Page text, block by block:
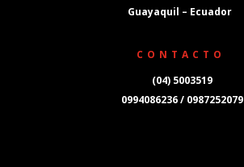
Guayaquil – Ecuador
CONTACTO
(04) 5003519
0994086236 / 0987252079